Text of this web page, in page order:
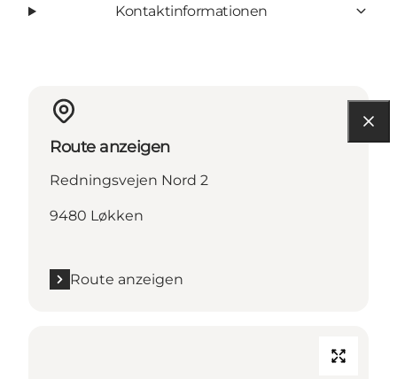
Kontaktinformationen
Route anzeigen
Redningsvejen Nord 2
9480 Løkken
Route anzeigen